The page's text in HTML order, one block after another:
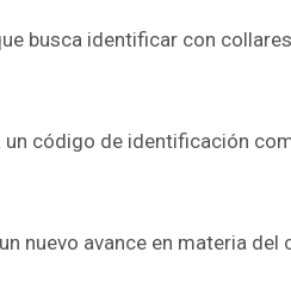
busca identificar con
código de identificación
nuevo avance en materia del